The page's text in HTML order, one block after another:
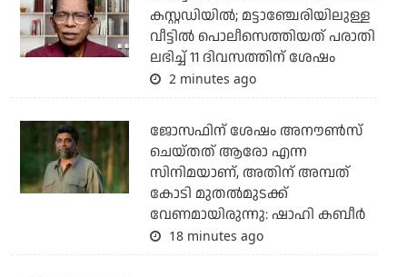
കസ്റ്റഡിയില്‍; മട്ടാഞ്ചേരിയിലുള്ള
വീട്ടില്‍ പൊലീസെത്തിയത് പരാതി
ലഭിച്ച് 11 ദിവസത്തിന് ശേഷം
2 minutes ago
ജോസഫിന് ശേഷം അനൗണ്‍സ്
ചെയ്തത് ആരോ എന്ന
സിനിമയാണ്, അതിന് അമ്പത്
കോടി മുതല്‍മുടക്ക്
വേണമായിരുന്നു: ഷാഹി കബീര്‍
18 minutes ago